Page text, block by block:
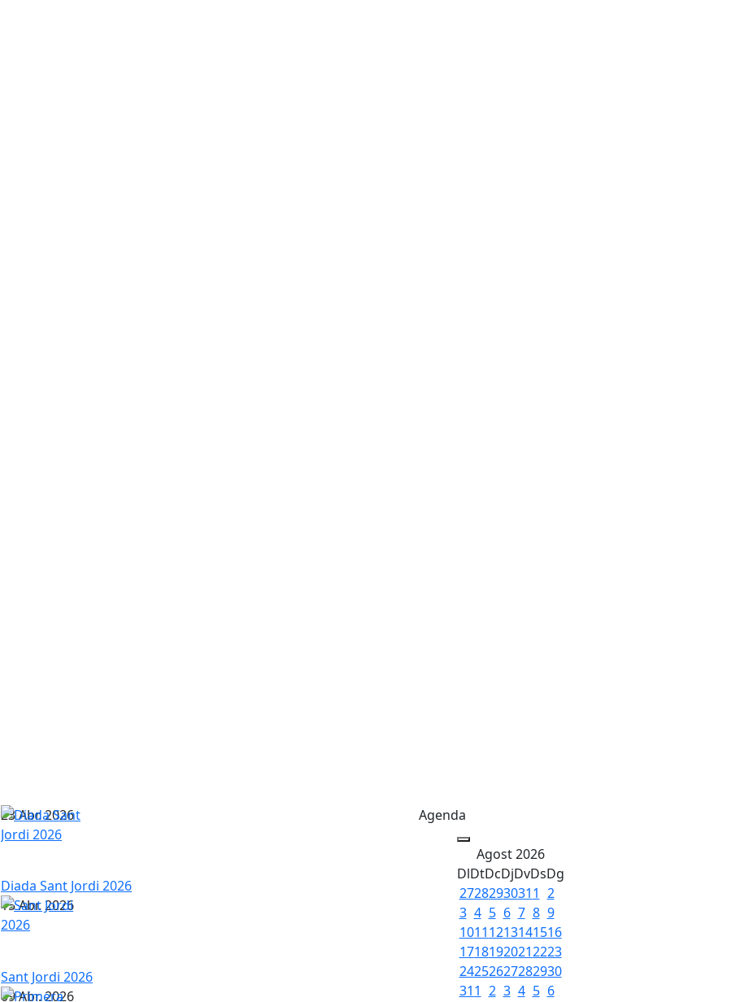
23Abr.2026
Diada Sant Jordi 2026
15Abr.2026
Sant Jordi 2026
09Abr.2026
Agenda
Agost 2026
DlDtDcDjDvDsDg
27282930311 2
3 4 5 6 7 8 9
10111213141516
17181920212223
24252627282930
311 2 3 4 5 6